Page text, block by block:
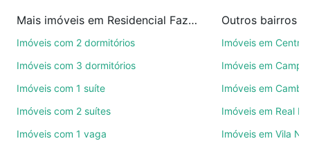
de imóveis.
ruas, bairros e até condomínios favoritos. Você
também pode usar os filtros como quantidade de
quartos, suítes, com ou sem vaga de garagem para
Mais imóveis em Residencial Fazenda Lagoa
Imóveis com 2 dormitórios
Imóveis com 3 dormitórios
Imóveis com 1 suíte
Imóveis com 2 suítes
Imóveis com 1 vaga
Outros bairros
Imóveis em Centro
Imóveis em
Imóveis em Cambuí
Imóveis em Real
Imóveis em Vila